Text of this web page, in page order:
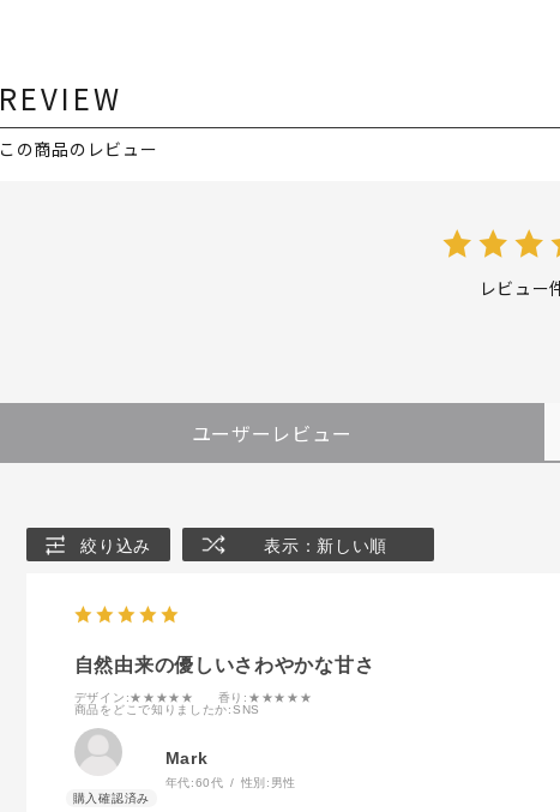
REVIEW
この商品のレビュー
レビュー
ユーザーレビュー
絞り込み 表示：新しい順
自然由来の優しいさわやかな甘さ
デザイン :★★★★★ 香り :★★★★★
商品をどこで知りましたか:SNS
Mark
年代:60代 性別: 男性